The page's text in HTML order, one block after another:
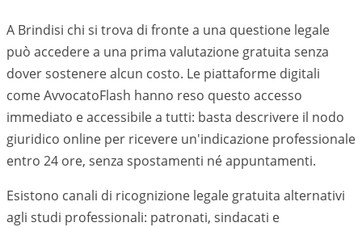
A Brindisi chi si trova di fronte a una questione legale
può accedere a una prima valutazione gratuita senza
dover sostenere alcun costo. Le piattaforme digitali
come AvvocatoFlash hanno reso questo accesso
immediato e accessibile a tutti: basta descrivere il nodo
giuridico online per ricevere un'indicazione professionale
entro 24 ore, senza spostamenti né appuntamenti.
Esistono canali di ricognizione legale gratuita alternativi
agli studi professionali: patronati, sindacati e